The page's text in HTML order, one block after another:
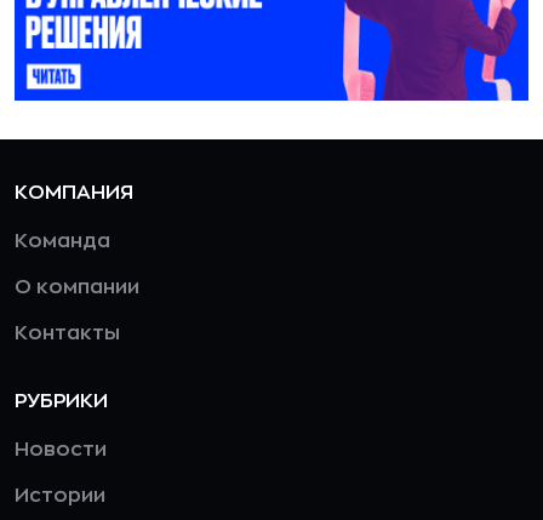
КОМПАНИЯ
Команда
О компании
Контакты
РУБРИКИ
Новости
Истории